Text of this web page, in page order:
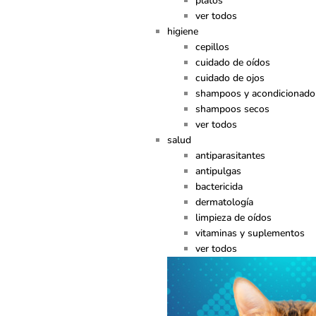
ver todos
higiene
cepillos
cuidado de oídos
cuidado de ojos
shampoos y
shampoos secos
ver todos
salud
antiparasitantes
antipulgas
bactericida
dermatología
limpieza de oídos
vitaminas y suplementos
ver todos